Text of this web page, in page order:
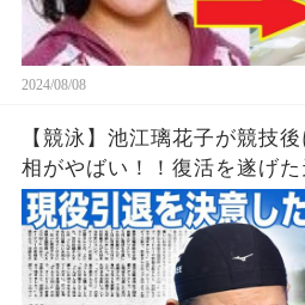
2024/08/08
【競泳】池江璃花子が競技
相がやばい！！復活を遂げ
能性...引退を決意したパリ
同驚愕！！美人女子アスリ
は！？